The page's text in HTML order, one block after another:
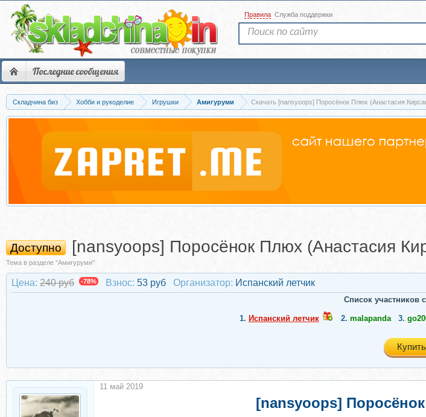
Последние сообщения
Правила Служба поддержки
Складчина биз Хобби и рукоделие Игрушки Амигуруми Скачать [nansyoops] Поросёнок Плюх (Анастасия
Доступно [nansyoops] Поросёнок Плюх (Анастасия
Тема в разделе "Амигуруми"
Цена: 240 руб -78% Взнос: 53 руб Организатор: Испанский летчик
Список участников
1. Испанский летчик 2. malapanda 3.
Купить
[nansyoops]
11 май 2019